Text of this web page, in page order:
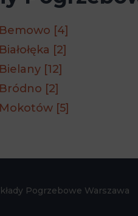
Bemowo [4]
Białołęka [2]
Bielany [12]
Bródno [2]
Mokotów [5]
Pogrzebowe Warszawa